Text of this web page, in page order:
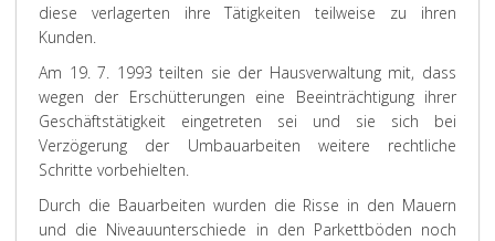
diese verlagerten ihre Tätigkeiten teilweise zu ihren
Kunden.
Am 19. 7. 1993 teilten sie der Hausverwaltung mit, dass
wegen der Erschütterungen eine Beeinträchtigung ihrer
Geschäftstätigkeit eingetreten sei und sie sich bei
Verzögerung der Umbauarbeiten weitere rechtliche
Schritte vorbehielten.
Durch die Bauarbeiten wurden die Risse in den Mauern
und die Niveauunterschiede in den Parkettböden noch